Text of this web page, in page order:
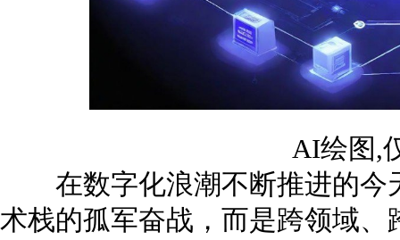
AI绘图,
在数字化浪潮不断推进的今
术栈的孤军奋战，而是跨领域